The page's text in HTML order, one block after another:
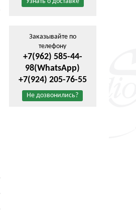
Заказывайте по
телефону
+7(962) 585-44-
98(WhatsApp)
+7(924) 205-76-55
Не дозвонились?